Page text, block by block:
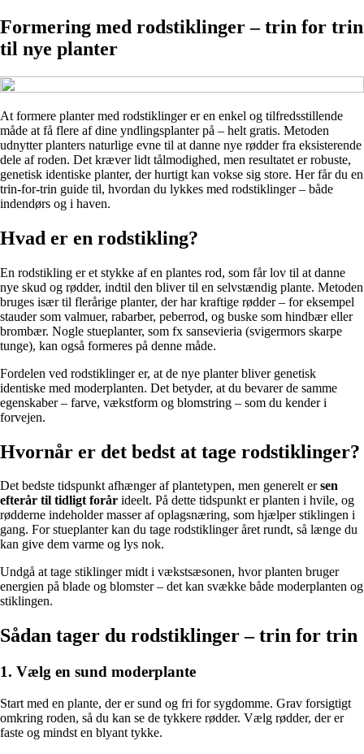
Formering med rodstiklinger – trin for trin
til nye planter
At formere planter med rodstiklinger er en enkel og tilfredsstillende
måde at få flere af dine yndlingsplanter på – helt gratis. Metoden
udnytter planters naturlige evne til at danne nye rødder fra eksisterende
dele af roden. Det kræver lidt tålmodighed, men resultatet er robuste,
genetisk identiske planter, der hurtigt kan vokse sig store. Her får du en
trin-for-trin guide til, hvordan du lykkes med rodstiklinger – både
indendørs og i haven.
Hvad er en rodstikling?
En rodstikling er et stykke af en plantes rod, som får lov til at danne
nye skud og rødder, indtil den bliver til en selvstændig plante. Metoden
bruges især til flerårige planter, der har kraftige rødder – for eksempel
stauder som valmuer, rabarber, peberrod, og buske som hindbær eller
brombær. Nogle stueplanter, som fx sansevieria (svigermors skarpe
tunge), kan også formeres på denne måde.
Fordelen ved rodstiklinger er, at de nye planter bliver genetisk
identiske med moderplanten. Det betyder, at du bevarer de samme
egenskaber – farve, vækstform og blomstring – som du kender i
forvejen.
Hvornår er det bedst at tage rodstiklinger?
Det bedste tidspunkt afhænger af plantetypen, men generelt ersen
efterår til tidligt forår ideelt. På dette tidspunkt er planten i hvile, og
rødderne indeholder masser af oplagsnæring, som hjælper stiklingen i
gang. For stueplanter kan du tage rodstiklinger året rundt, så længe du
kan give dem varme og lys nok.
Undgå at tage stiklinger midt i vækstsæsonen, hvor planten bruger
energien på blade og blomster – det kan svække både moderplanten og
stiklingen.
Sådan tager du rodstiklinger – trin for trin
1. Vælg en sund moderplante
Start med en plante, der er sund og fri for sygdomme. Grav forsigtigt
omkring roden, så du kan se de tykkere rødder. Vælg rødder, der er
faste og mindst en blyant tykke.